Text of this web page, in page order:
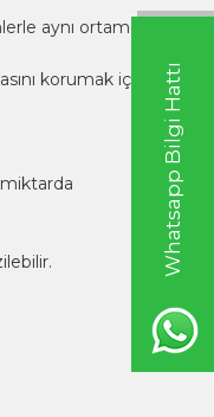
Whatsapp Bilgi Hattı
aynı ortamda
korumak için